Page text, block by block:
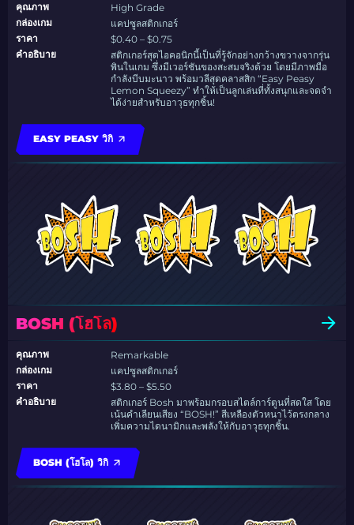
คุณภาพ
High Grade
กล่องเกม
แคปซูลสติกเกอร์
ราคา
$0.40 – $0.75
คำอธิบาย
สติกเกอร์สุดไอคอนิกนี้เป็นที่รู้จักอย่างกว้างขวางจากรุ่น
พินในเกม ซึ่งมีเวอร์ชันของสะสมจริงด้วย โดยมีภาพมือ
กำลังบีบมะนาว พร้อมวลีสุดคลาสสิก “Easy Peasy
Lemon Squeezy” ทำให้เป็นลูกเล่นที่ทั้งสนุกและจดจำ
ได้ง่ายสำหรับอาวุธทุกชิ้น!
EASY PEASY วิกิ
BOSH (โฮโล)
คุณภาพ
Remarkable
กล่องเกม
แคปซูลสติกเกอร์
ราคา
$3.80 – $5.50
คำอธิบาย
สติกเกอร์ Bosh มาพร้อมกรอบสไตล์การ์ตูนที่สดใส โดย
เน้นคำเลียนเสียง “BOSH!” สีเหลืองตัวหนาไว้ตรงกลาง
เพิ่มความไดนามิกและพลังให้กับอาวุธทุกชิ้น.
BOSH (โฮโล) วิกิ